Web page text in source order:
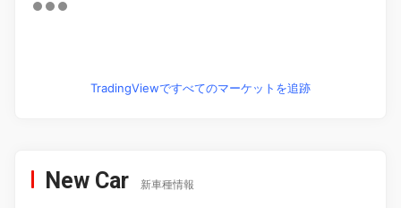
TradingViewですべてのマーケットを追跡
New Car 新車種情報